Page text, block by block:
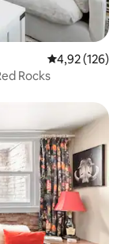
4,92 av 5 i
4,92 (126)
Rocks